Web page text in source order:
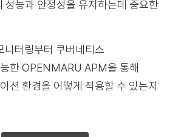
성능과 안정성을 유지하는데 중요한
니터링부터 쿠버네티스
한 OPENMARU APM을 통해
션 환경을 어떻게 적용할 수 있는지